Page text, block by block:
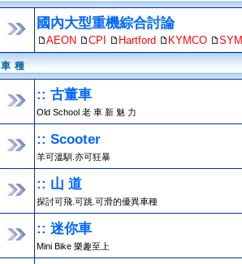
國內大型重機綜合討論
AEON CPI Hartford KYMCO SYM
車 種
:: 古董車
Old School 老 車 新 魅 力
:: Scooter
羊可溫馴.亦可狂暴
:: 山 道
探討可飛.可跳.可滑的優異車種
:: 迷你車
Mini Bike 樂趣至上